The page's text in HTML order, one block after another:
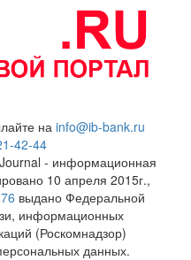
на info@ib-bank.ru
42-44
- информационная
10 апреля 2015г.,
выдано Федеральной
информационных
(Роскомнадзор)
данных.